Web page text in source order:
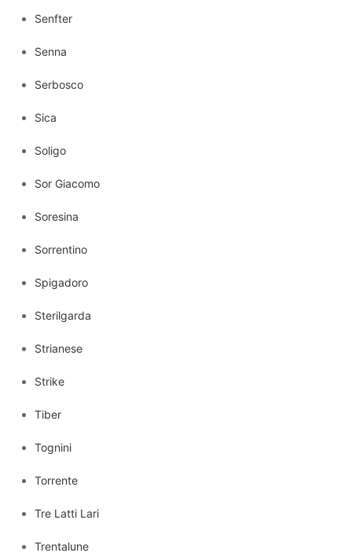
Senfter
Senna
Serbosco
Sica
Soligo
Sor Giacomo
Soresina
Sorrentino
Spigadoro
Sterilgarda
Strianese
Strike
Tiber
Tognini
Torrente
Tre Latti Lari
Trentalune